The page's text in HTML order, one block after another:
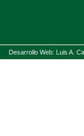
Desarrollo Web: Luis